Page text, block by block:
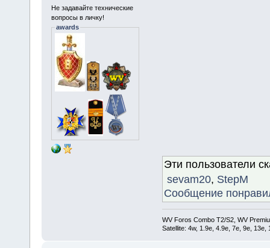
Не задавайте технические
вопросы в личку!
awards
Эти пользователи
sevam20, StepM
Сообщение
WV Foros Combo T2/S2, WV
Satellite: 4w, 1.9е, 4.9e, 7e, 9e,